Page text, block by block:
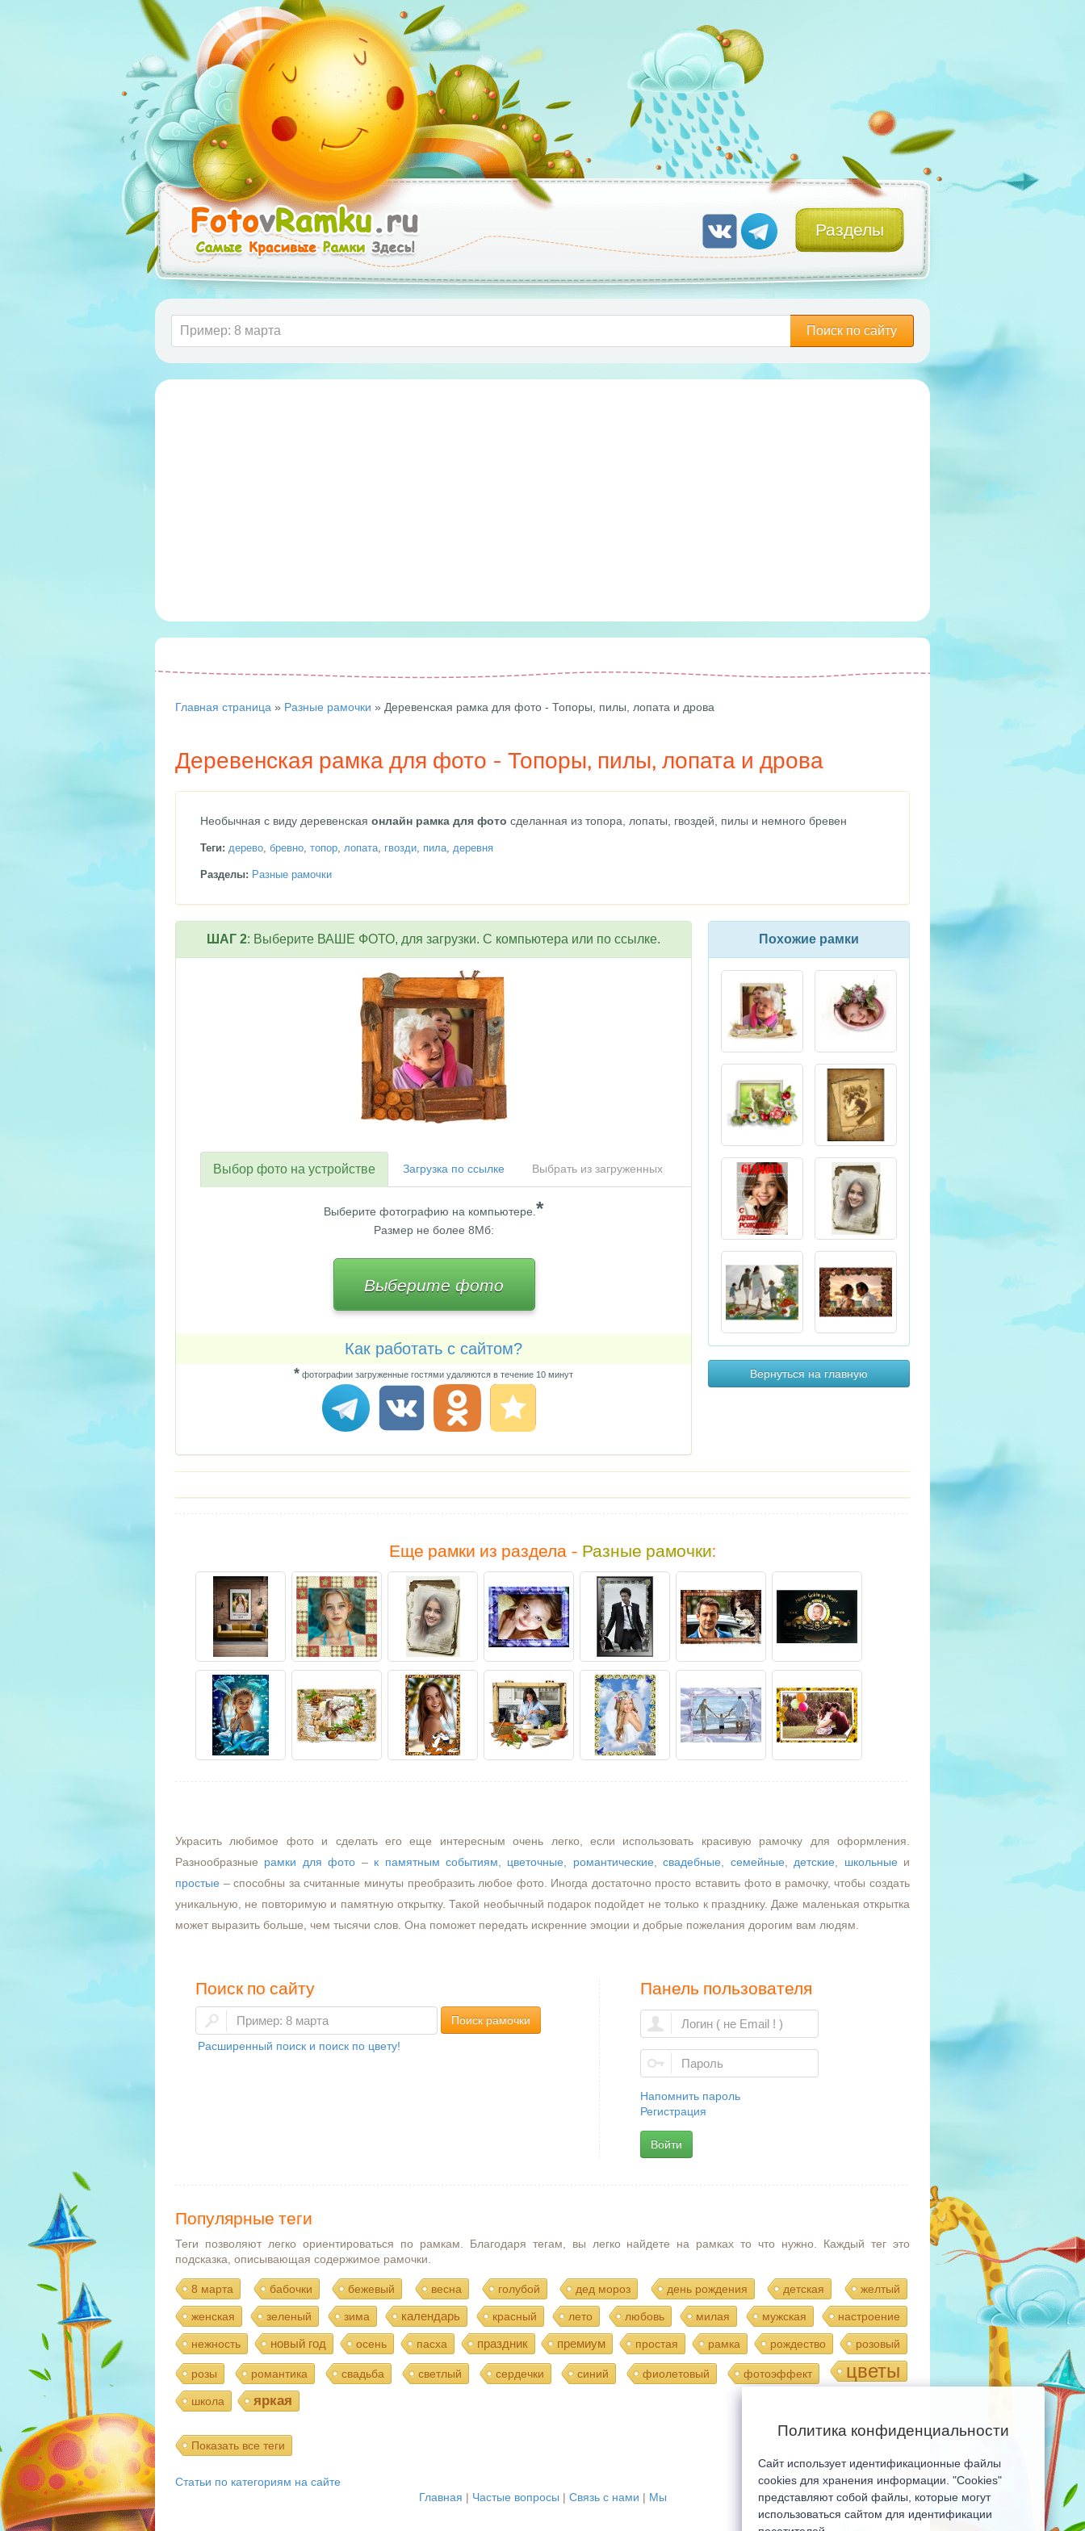
Разделы
Поиск по сайту
Главная страница » Разные рамочки » Деревенская рамка для фото - Топоры, пилы, лопата и дрова
Деревенская рамка для фото - Топоры, пилы, лопата и дрова
Необычная с виду деревенская онлайн рамка для фото сделанная из топора, лопаты, гвоздей, пилы и немного бревен
Теги: дерево, бревно, топор, лопата, гвозди, пила, деревня
Разделы: Разные рамочки
Похожие рамки
Вернуться на главную
ШАГ 2: Выберите ВАШЕ ФОТО, для загрузки. С компьютера или по ссылке.
Выбор фото на устройстве Загрузка по ссылке Выбрать из загруженных
Выберите фотографию на компьютере. *
Размер не более 8Мб:
Выберите фото
Как работать с сайтом?
* фотографии загруженные гостями удаляются в течение 10 минут
Еще рамки из раздела - Разные рамочки:
Украсить любимое фото и сделать его еще интересным очень легко, если использовать красивую рамочку для оформления.
Разнообразные рамки для фото – к памятным событиям цветочные романтические ,свадебные семейные детские школьные и
простые – способны за считанные минуты преобразить любое фото. Иногда достаточно просто вставить фото в рамочку, чтобы создать
уникальную, не повторимую и памятную открытку. Такой необычный подарок подойдет не только к празднику. Даже маленькая открытка
может выразить больше, чем тысячи слов. Она поможет передать искренние эмоции и добрые пожелания дорогим вам людям.
Поиск по сайту
Поиск рамочки
Расширенный поиск и поиск по цвету!
Панель пользователя
Напомнить пароль
Регистрация
Войти
Популярные теги
Теги позволяют легко ориентироваться по рамкам. Благодаря тегам, вы легко найдете на рамках то что нужно. Каждый тег это
подсказка, описывающая содержимое рамочки.
8 марта бабочки бежевый весна голубой дед мороз день рождения детская желтый
женская зеленый зима календарь красный лето любовь милая мужская настроение
нежность новый год осень пасха праздник премиум простая рамка рождество розовый
розы романтика свадьба светлый сердечки синий фиолетовый фотоэффект цветы
школа яркая
Показать все теги
Мобильная версия сайта
Статьи по категориям на сайте
Главная | Частые вопросы | Связь с нами | Мы
Политика конфиденциальности
Сайт использует идентификационные файлы
cookies для хранения информации. "Cookies"
представляют собой файлы, которые могут
использоваться сайтом для идентификации